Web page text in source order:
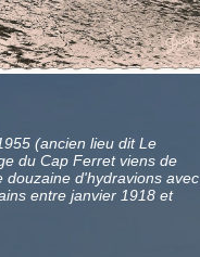
(ancien lieu dit Le
du Cap Ferret viens de
douzaine d'hydravions avec
entre janvier 1918 et